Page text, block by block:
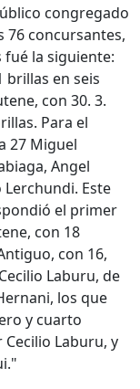
congregado
76 concursantes,
fué la siguiente:
brillas en seis
con 30. 3.
Para el
27 Miguel
Angel
Este
el primer
con 18
con 16,
Laburu, de
los que
y cuarto
Laburu, y